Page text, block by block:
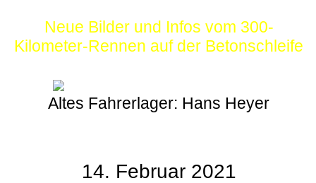
Neue Bilder und Infos vom 300-
Kilometer-Rennen auf der Betonschleife
Altes Fahrerlager: Hans Heyer
14. Februar 2021